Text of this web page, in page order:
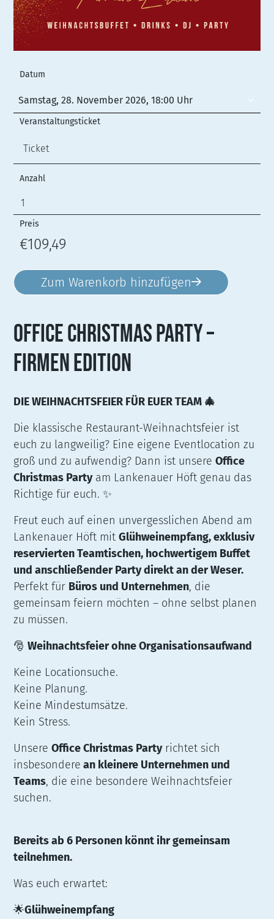
Datum
Samstag, 28. November 2026, 18:00 Uhr
Veranstaltungsticket
Anzahl
Preis
€109,49
Zum Warenkorb hinzufügen
OFFICE CHRISTMAS PARTY –
FIRMEN EDITION
DIE WEIHNACHTSFEIER FÜR EUER TEAM 🎄
Die klassische Restaurant-Weihnachtsfeier ist
euch zu langweilig? Eine eigene Eventlocation zu
groß und zu aufwendig? Dann ist unsereOffice
Christmas Partyam Lankenauer Höft genau das
Richtige für euch. ✨
Freut euch auf einen unvergesslichen Abend am
Lankenauer Höft mitGlühweinempfang, exklusiv
reservierten Teamtischen, hochwertigem Buffet
und anschließender Party direkt an der Weser.
Perfekt für Büros und Unternehmen, die
gemeinsam feiern möchten – ohne selbst planen
zu müssen.
🎅Weihnachtsfeier ohne Organisationsaufwand
Keine Locationsuche.
Keine Planung.
Keine Mindestumsätze.
Kein Stress.
UnsereOffice Christmas Partyrichtet sich
insbesondere an kleinere Unternehmen und
Teams, die eine besondere Weihnachtsfeier
suchen.
Bereits ab 6 Personen könnt ihr gemeinsam
teilnehmen.
Was euch erwartet:
🌟Glühweinempfang